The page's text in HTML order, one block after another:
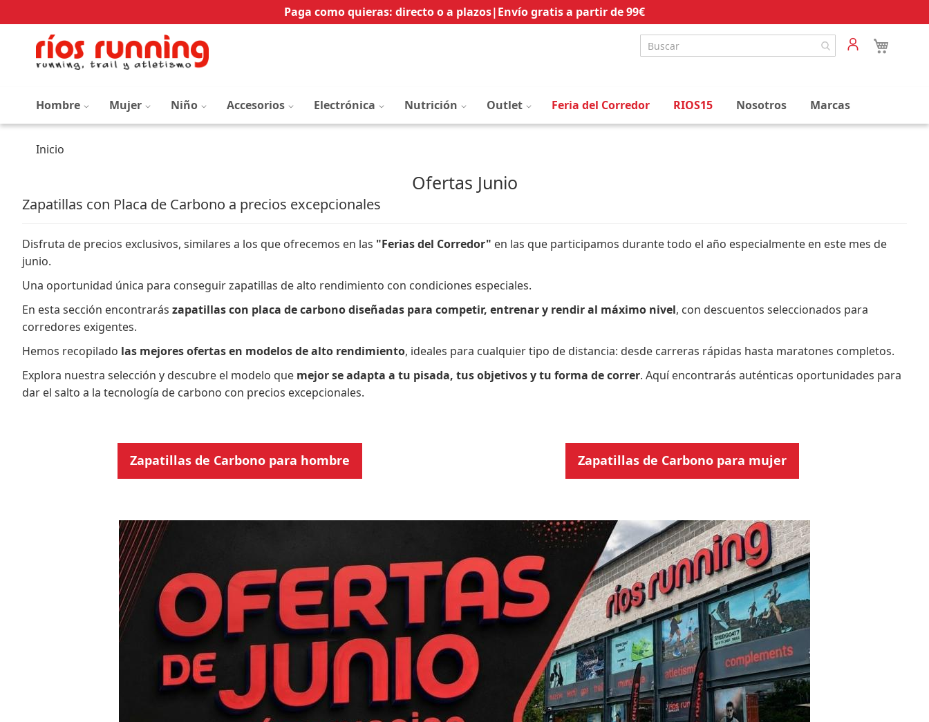
Paga como quieras: directo o a plazos|Envío gratis a partir de 99€
Ir
al
Hombre Mujer Niño Accesorios Electrónica Nutrición Outlet Feria del Corredor RIOS15 Nosotros Marcas
Inicio
Ofertas Junio
Zapatillas con Placa de Carbono a precios excepcionales
Disfruta de precios exclusivos, similares a los que ofrecemos en las "Ferias del Corredor" en las que participamos durante todo el año especialmente en este mes de
junio.
Una oportunidad única para conseguir zapatillas de alto rendimiento con condiciones especiales.
En esta sección encontrarás zapatillas con placa de carbono diseñadas para competir, entrenar y rendir al máximo nivel, con descuentos seleccionados para
corredores exigentes.
Hemos recopilado las mejores ofertas en modelos de alto rendimiento, ideales para cualquier tipo de distancia: desde carreras rápidas hasta maratones completos.
Explora nuestra selección y descubre el modelo que mejor se adapta a tu pisada, tus objetivos y tu forma de correr. Aquí encontrarás auténticas oportunidades para
dar el salto a la tecnología de carbono con precios excepcionales.
Zapatillas de Carbono para hombre Zapatillas de Carbono para mujer